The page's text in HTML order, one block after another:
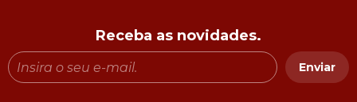
Receba as novidades.
Enviar